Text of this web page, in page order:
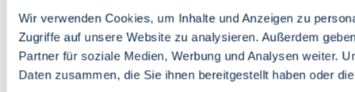
Wir verwenden Cookies, um Inhalte und Anzeigen zu
Zugriffe auf unsere Website zu analysieren. Außerdem
Partner für soziale Medien, Werbung und Analysen weiter.
Daten zusammen, die Sie ihnen bereitgestellt haben oder